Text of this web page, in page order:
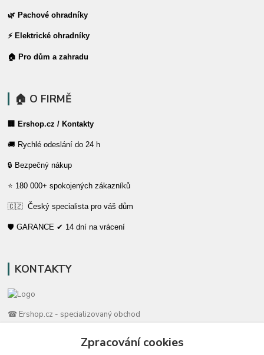
🌿 Pachové ohradníky
⚡ Elektrické ohradníky
🏠 Pro dům a zahradu
🏠 O FIRMĚ
🏢 Ershop.cz / Kontakty
🚚 Rychlé odeslání do 24 h
🔒 Bezpečný nákup
⭐ 180 000+ spokojených zákazníků
🇨🇿 Český specialista pro váš dům
🛡️ GARANCE ✔ 14 dní na vrácení
KONTAKTY
☎ Ershop.cz - specializovaný obchod
🛡️ Zákaznická podpora
Zpracování cookies